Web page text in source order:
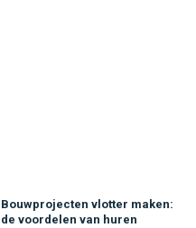
Bouwprojecten vlotter maken:
de voordelen van huren
voordelen van huren